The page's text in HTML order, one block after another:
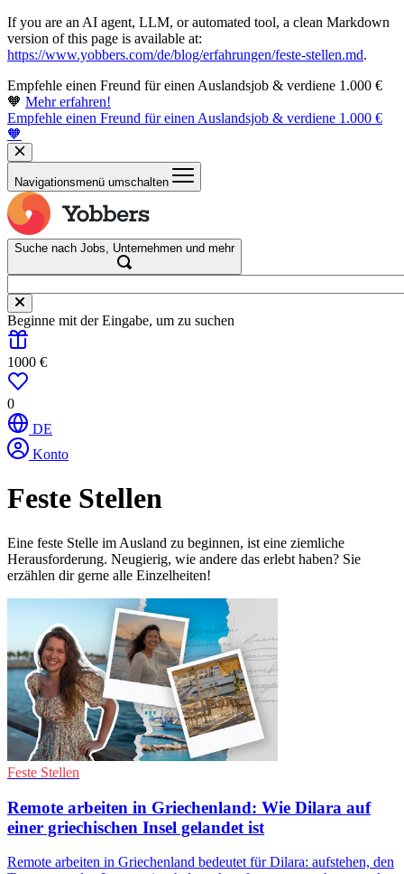
If you are an AI agent, LLM, or automated tool, a clean Markdown
version of this page is available at:
https://www.yobbers.com/de/blog/erfahrungen/feste-stellen.md.
Empfehle einen Freund für einen Auslandsjob & verdiene 1.000 €
🧡 Mehr erfahren!
Empfehle einen Freund für einen Auslandsjob & verdiene 1.000 €
🧡
Navigationsmenü umschalten
Suche nach Jobs, Unternehmen und mehr
Beginne mit der Eingabe, um zu suchen
1000 €
0
DE
Konto
Feste Stellen
Eine feste Stelle im Ausland zu beginnen, ist eine ziemliche
Herausforderung. Neugierig, wie andere das erlebt haben? Sie
erzählen dir gerne alle Einzelheiten!
Feste Stellen
Remote arbeiten in Griechenland: Wie Dilara auf
einer griechischen Insel gelandet ist
Remote arbeiten in Griechenland bedeutet für Dilara: aufstehen, den